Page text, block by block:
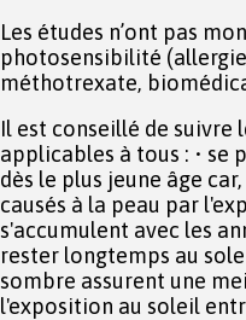
Les études n’ont pas
photosensibilité
méthotrexate,
Il est conseillé de suivre
applicables à tous : •
dès le plus jeune âge
causés à la peau par
s'accumulent avec les
rester longtemps au
sombre assurent une
l'exposition au soleil